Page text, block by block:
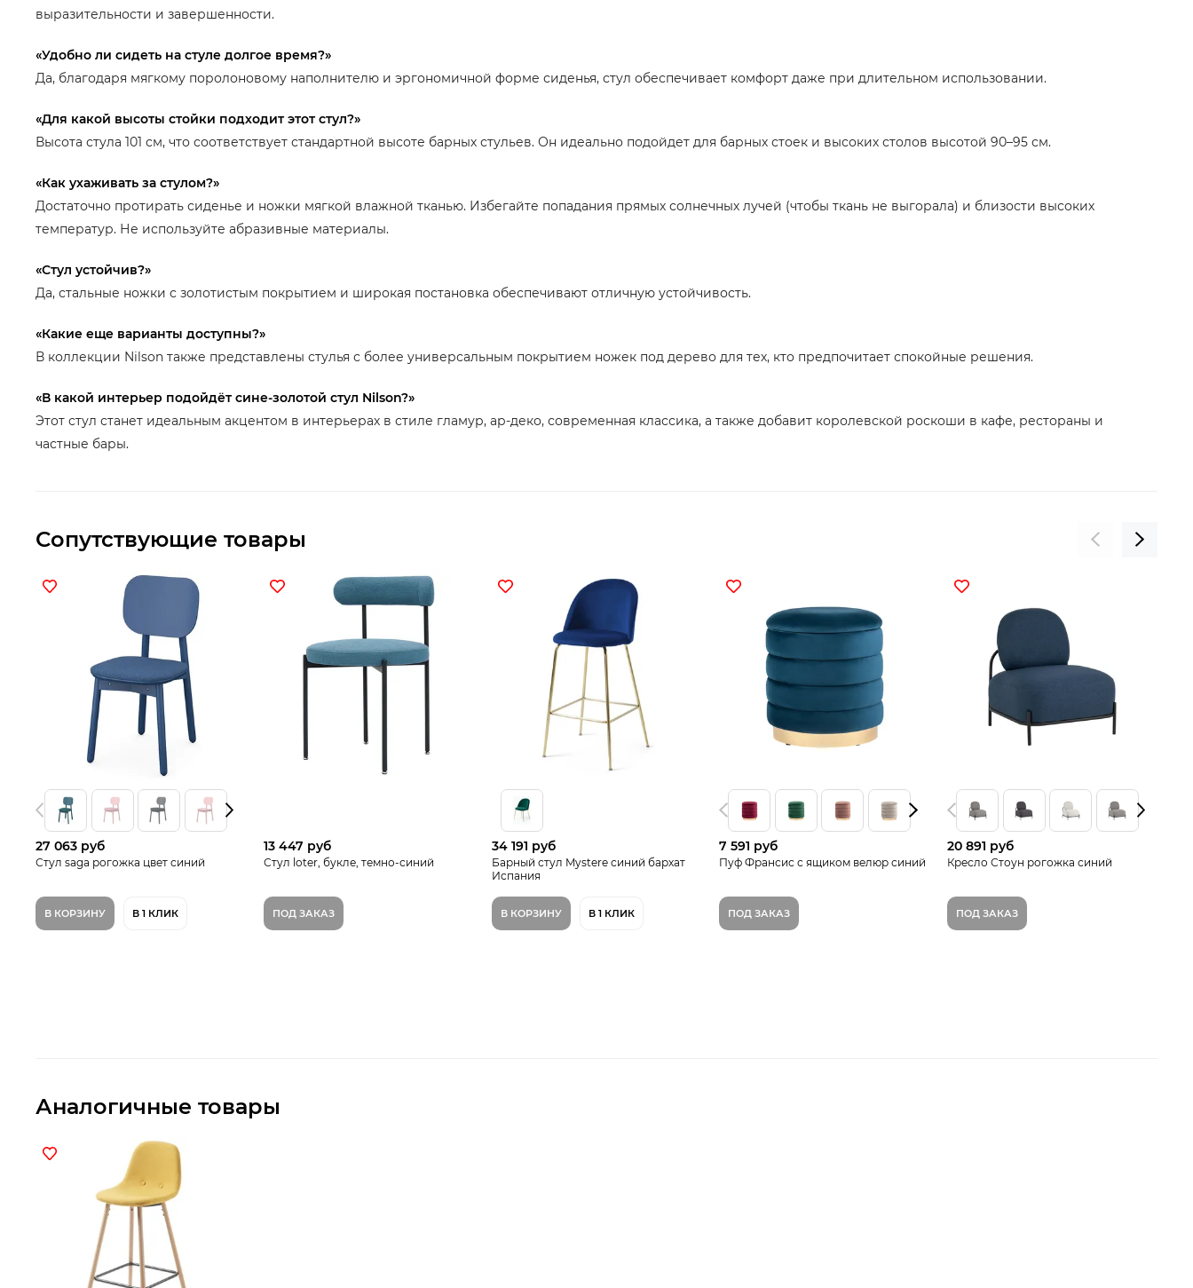
выразительности и завершенности.
«Удобно ли сидеть на стуле долгое время?»
Да, благодаря мягкому поролоновому наполнителю и эргономичной форме сиденья, стул обеспечивает комфорт даже при длительном использовании.
«Для какой высоты стойки подходит этот стул?»
Высота стула 101 см, что соответствует стандартной высоте барных стульев. Он идеально подойдет для барных стоек и высоких столов высотой 90–95 см.
«Как ухаживать за стулом?»
Достаточно протирать сиденье и ножки мягкой влажной тканью. Избегайте попадания прямых солнечных лучей (чтобы ткань не выгорала) и близости высоких
температур. Не используйте абразивные материалы.
«Стул устойчив?»
Да, стальные ножки с золотистым покрытием и широкая постановка обеспечивают отличную устойчивость.
«Какие еще варианты доступны?»
В коллекции Nilson также представлены стулья с более универсальным покрытием ножек под дерево для тех, кто предпочитает спокойные решения.
«В какой интерьер подойдёт сине-золотой стул Nilson?»
Этот стул станет идеальным акцентом в интерьерах в стиле гламур, ар-деко, современная классика, а также добавит королевской роскоши в кафе, рестораны и
частные бары.
Сопутствующие товары
27 063 руб
Стул saga рогожка цвет синий
В КОРЗИНУ В 1 КЛИК
13 447 руб
Стул loter, букле, темно-синий
ПОД ЗАКАЗ
34 191 руб
Барный стул Mystere синий бархат
Испания
В КОРЗИНУ В 1 КЛИК
7 591 руб
Пуф Франсис с ящиком велюр синий
ПОД ЗАКАЗ
20 891 руб
Кресло Стоун рогожка синий
ПОД ЗАКАЗ
Аналогичные товары